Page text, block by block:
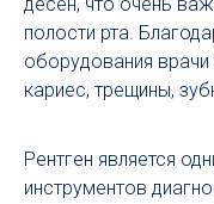
десен, что очень
полости рта.
оборудования
кариес, трещины,
Рентген является
инструментов